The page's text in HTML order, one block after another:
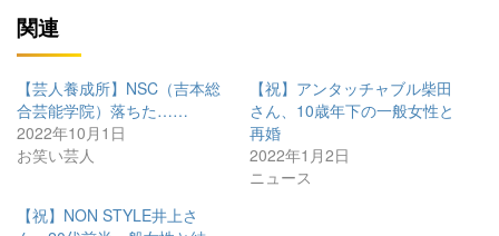
関連
【芸人養成所】NSC（吉本総
合芸能学院）落ちた……
2022年10月1日
お笑い芸人
【祝】アンタッチャブル柴田
さん、10歳年下の一般女性と
再婚
2022年1月2日
ニュース
【祝】NON STYLE井上さ